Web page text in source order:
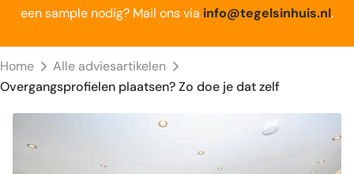
een sample nodig? Mail ons via info@tegelsinhuis.nl.
Home
Alle adviesartikelen
Overgangsprofielen plaatsen? Zo doe je dat zelf